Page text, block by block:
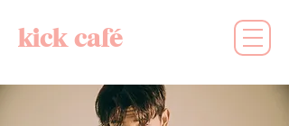
kick café